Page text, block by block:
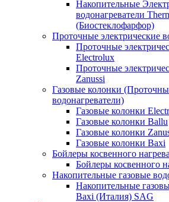
Накопительные
водонагреватели
(Биостеклофарфор)
Проточные электрические
Проточные
Electrolux
Проточные
Zanussi
Газовые колонки
водонагреватели)
Газовые колонки
Газовые колонки Ballu
Газовые колонки
Газовые колонки Baxi
Бойлеры косвенного нагрева
Бойлеры косвенного
Накопительные газовые
Накопительные
Baxi (Италия) SAG